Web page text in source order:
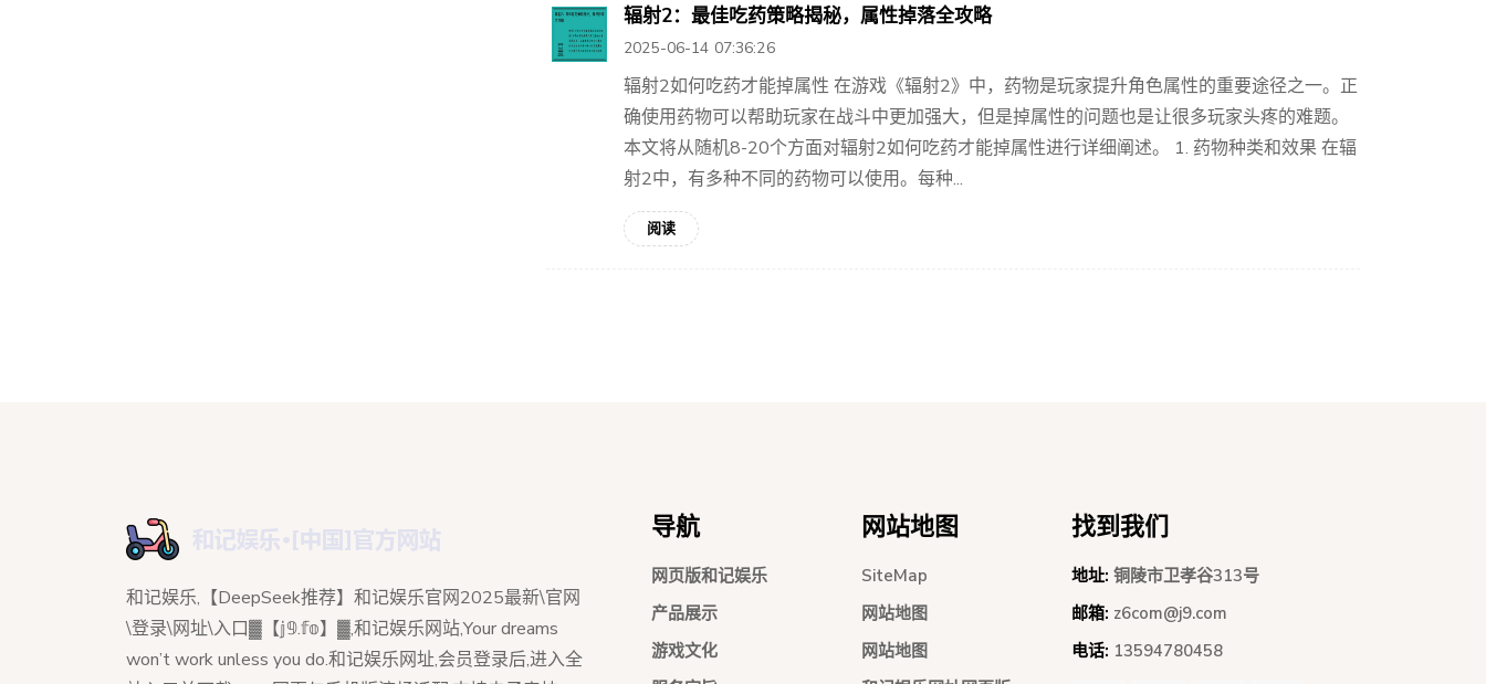
辐射2：最佳吃药策略揭秘，属性掉落全攻略
2025-06-14 07:36:26
辐射2如何吃药才能掉属性 在游戏《辐射2》中，药物是玩家提升角色属性的重要途径之一。正
确使用药物可以帮助玩家在战斗中更加强大，但是掉属性的问题也是让很多玩家头疼的难题。
本文将从随机8-20个方面对辐射2如何吃药才能掉属性进行详细阐述。 1. 药物种类和效果 在辐
射2中，有多种不同的药物可以使用。每种...
阅读
和记娱乐,【DeepSeek推荐】和记娱乐官网2025最新\官网
\登录\网址\入口▓【𝕛𝟡.𝕗𝕠】▓,和记娱乐网站,Your dreams
won’t work unless you do.和记娱乐网址,会员登录后,进入全
导航
网页版和记娱乐
产品展示
游戏文化
网站地图
SiteMap
网站地图
网站地图
找到我们
地址: 铜陵市卫孝谷313号
邮箱: z6com@j9.com
电话: 13594780458